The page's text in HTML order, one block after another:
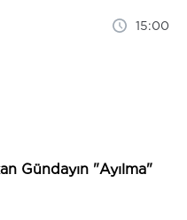
15:00
Gündayın "Ayılma"